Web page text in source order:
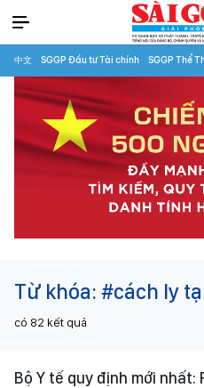
中文 SGGP Đầu tư Tài chính SGGP Thể
Từ khóa: #cách ly
có 82 kết quả
Bộ Y tế quy định mới nhất: